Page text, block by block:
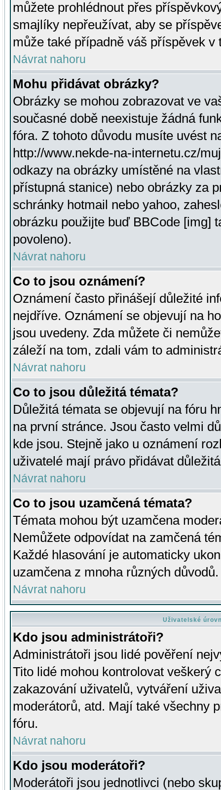
můžete prohlédnout přes
smajlíky nepřeužívat, aby se
může také případně váš příspěvek v
Návrat nahoru
Mohu přidávat obrázky?
Obrázky se mohou zobrazovat ve
současné době neexistuje žádná
fóra. Z tohoto důvodu musíte uvést
http://www.nekde-na-internetu.cz/
odkazy na obrázky umístěné na
přístupná stanice) nebo obrázky za
schránky hotmail nebo yahoo,
obrázku použijte buď BBCode [img]
povoleno).
Návrat nahoru
Co to jsou oznámení?
Oznámení často přinášejí důležité
nejdříve. Oznámení se objevují na
jsou uvedeny. Zda můžete či
záleží na tom, zdali vám to
Návrat nahoru
Co to jsou důležitá témata?
Důležitá témata se objevují na fóru
na první stránce. Jsou často velmi
kde jsou. Stejně jako u oznámení
uživatelé mají právo přidávat
Návrat nahoru
Co to jsou uzamčená témata?
Témata mohou být uzamčena
Nemůžete odpovídat na zamčená
Každé hlasování je automaticky
uzamčena z mnoha různých důvodů.
Návrat nahoru
Uživatelské
Kdo jsou administrátoři?
Administrátoři jsou lidé pověření
Tito lidé mohou kontrolovat veškerý
zakazování uživatelů, vytváření
moderátorů, atd. Mají také všechny
fóru.
Návrat nahoru
Kdo jsou moderátoři?
Moderátoři jsou jednotlivci (nebo